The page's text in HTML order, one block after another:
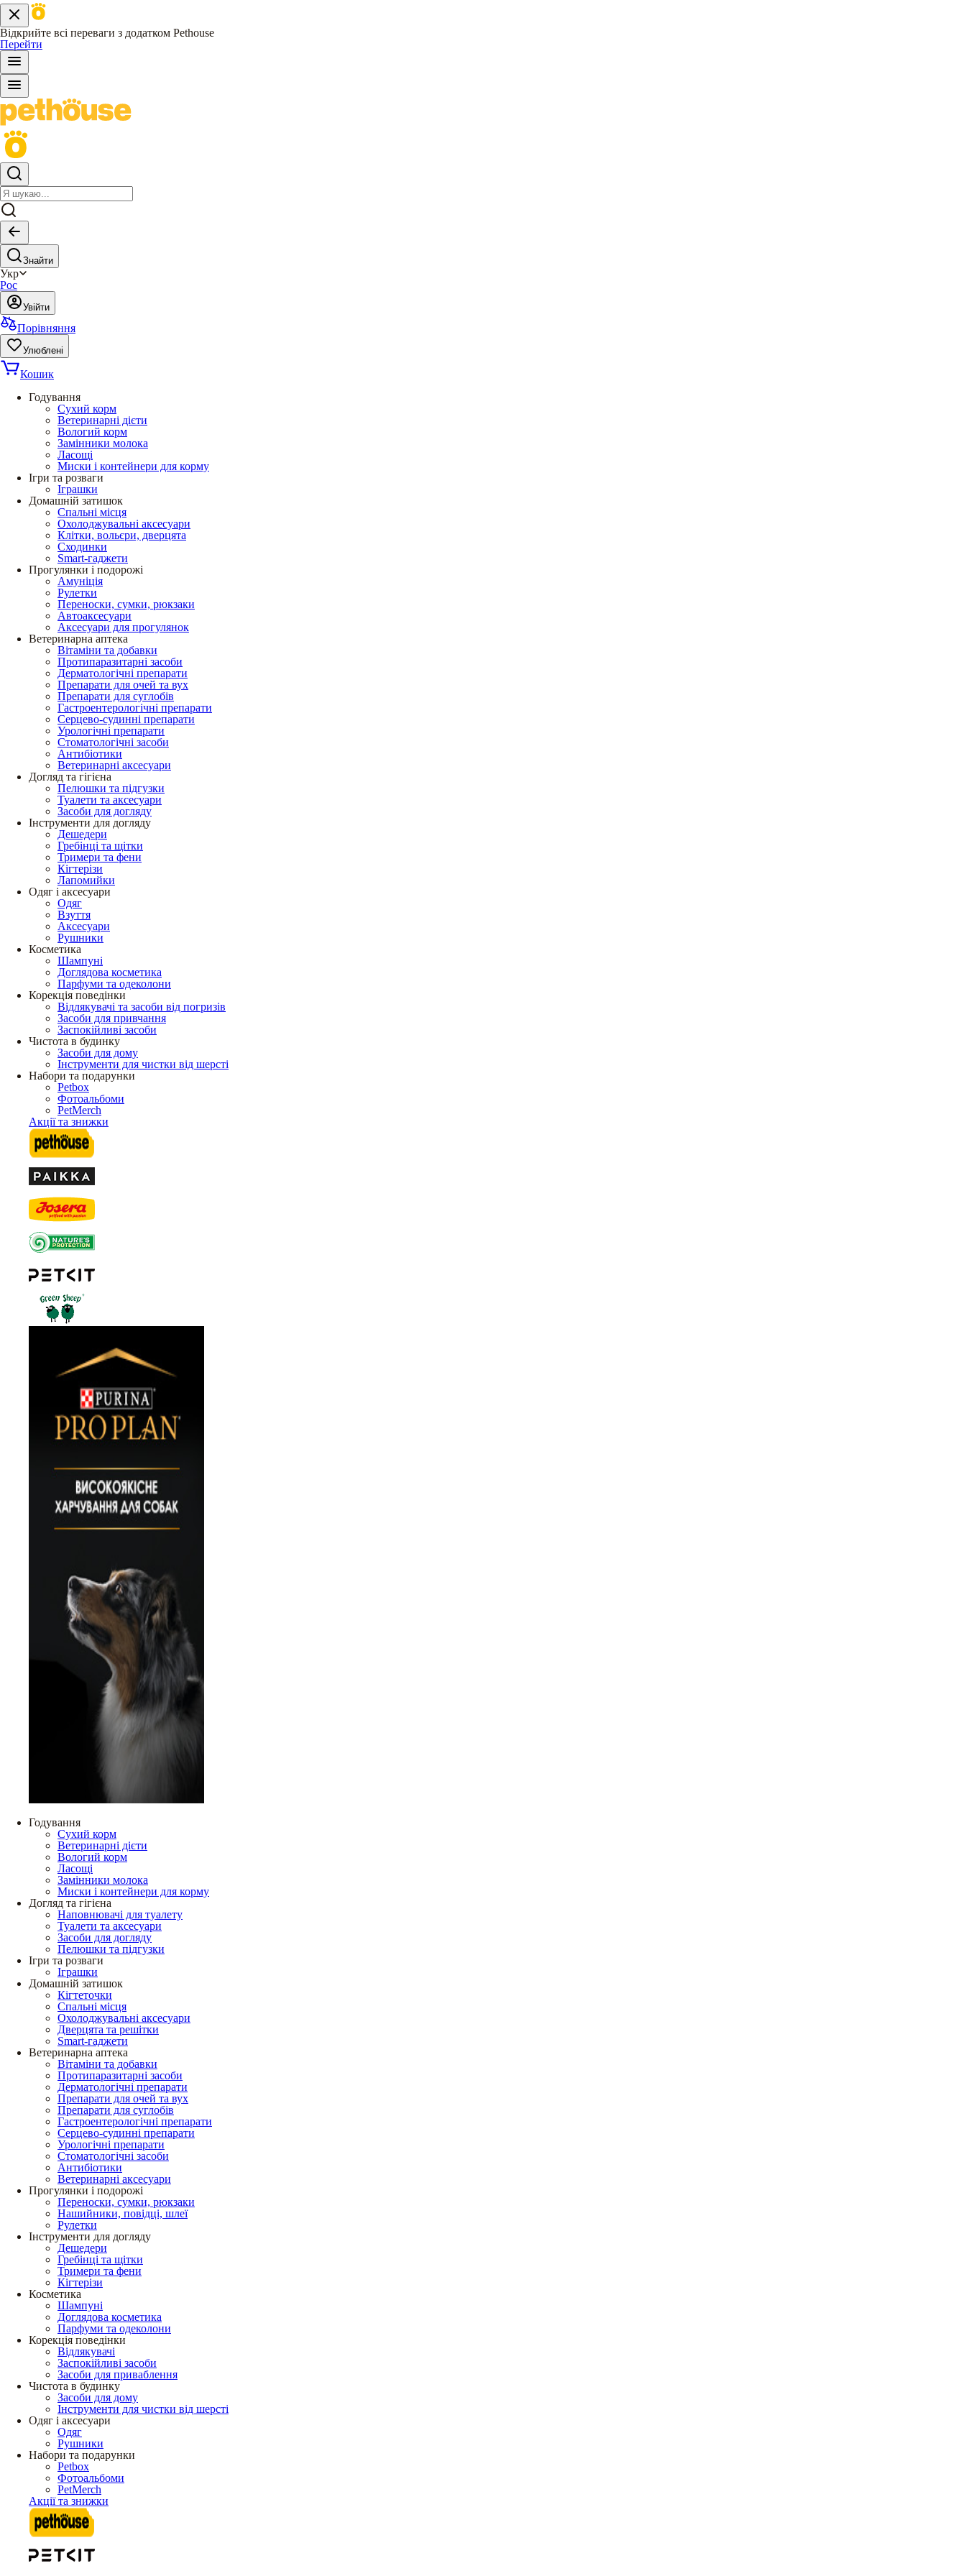
Відкрийте всі переваги з додатком Pethouse
Перейти
Знайти
Укр
Рос
Увійти
Порівняння
Улюблені
Кошик
Годування
Сухий корм
Ветеринарні дієти
Вологий корм
Замінники молока
Ласощі
Миски і контейнери для корму
Ігри та розваги
Іграшки
Домашній затишок
Спальні місця
Охолоджувальні аксесуари
Клітки, вольєри, дверцята
Сходинки
Smart-гаджети
Прогулянки і подорожі
Амуніція
Рулетки
Переноски, сумки, рюкзаки
Автоаксесуари
Аксесуари для прогулянок
Ветеринарна аптека
Вітаміни та добавки
Протипаразитарні засоби
Дерматологічні препарати
Препарати для очей та вух
Препарати для суглобів
Гастроентерологічні препарати
Серцево-судинні препарати
Урологічні препарати
Стоматологічні засоби
Антибіотики
Ветеринарні аксесуари
Догляд та гігієна
Пелюшки та підгузки
Туалети та аксесуари
Засоби для догляду
Інструменти для догляду
Дешедери
Гребінці та щітки
Тримери та фени
Кігтерізи
Лапомийки
Одяг і аксесуари
Одяг
Взуття
Аксесуари
Рушники
Косметика
Шампуні
Доглядова косметика
Парфуми та одеколони
Корекція поведінки
Відлякувачі та засоби від погризів
Засоби для привчання
Заспокійливі засоби
Чистота в будинку
Засоби для дому
Інструменти для чистки від шерсті
Набори та подарунки
Petbox
Фотоальбоми
PetMerch
Акції та знижки
Годування
Сухий корм
Ветеринарні дієти
Вологий корм
Ласощі
Замінники молока
Миски і контейнери для корму
Догляд та гігієна
Наповнювачі для туалету
Туалети та аксесуари
Засоби для догляду
Пелюшки та підгузки
Ігри та розваги
Іграшки
Домашній затишок
Кігтеточки
Спальні місця
Охолоджувальні аксесуари
Дверцята та решітки
Smart-гаджети
Ветеринарна аптека
Вітаміни та добавки
Протипаразитарні засоби
Дерматологічні препарати
Препарати для очей та вух
Препарати для суглобів
Гастроентерологічні препарати
Серцево-судинні препарати
Урологічні препарати
Стоматологічні засоби
Антибіотики
Ветеринарні аксесуари
Прогулянки і подорожі
Переноски, сумки, рюкзаки
Нашийники, повідці, шлеї
Рулетки
Інструменти для догляду
Дешедери
Гребінці та щітки
Тримери та фени
Кігтерізи
Косметика
Шампуні
Доглядова косметика
Парфуми та одеколони
Корекція поведінки
Відлякувачі
Заспокійливі засоби
Засоби для приваблення
Чистота в будинку
Засоби для дому
Інструменти для чистки від шерсті
Одяг і аксесуари
Одяг
Рушники
Набори та подарунки
Petbox
Фотоальбоми
PetMerch
Акції та знижки